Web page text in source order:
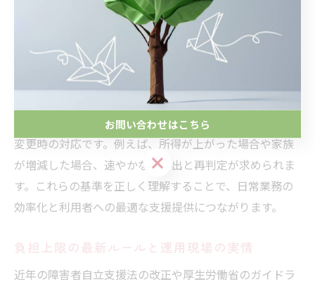
を基にした認定」であること、さらに「障害の種類や重
度にかかわらず、一定条件下で上限額が適用される」点
が挙げられます。加えて、申請や判定の際には自治体ご
とに細かな運用ルールが存在し、利用者や家族は最新の
自治体ガイドラインに注意する必要があります。
特に現場で混乱しやすいのが、収入の変動や世帯構成の
変更時の対応です。例えば、所得が上がった場合や家族
が増減した場合、速やかな届け出と再判定が求められま
す。これらの基準を正しく理解することで、日常業務の
効率化と利用者への最適な支援提供につながります。
負担上限の最新ルールと運用現場の実情
近年の障害者自立支援法の改正や厚生労働省のガイドラ
お問い合わせはこちら
お問い合わせはこちら